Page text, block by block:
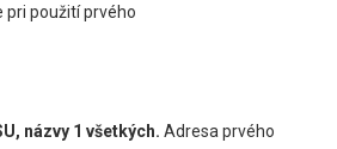
pri použití prvého
názvy 1 všetkých. Adresa prvého